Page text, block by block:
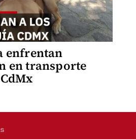
enfrentan
en transporte